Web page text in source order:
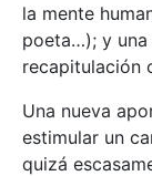
la mente
poeta…); y una
recapitulación
Una nueva
estimular un
quizá